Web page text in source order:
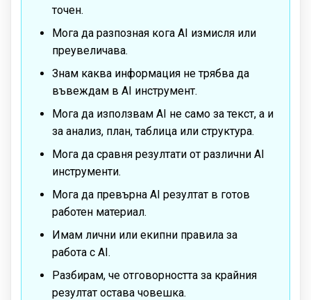
точен.
Мога да разпозная кога AI измисля или
преувеличава.
Знам каква информация не трябва да
въвеждам в AI инструмент.
Мога да използвам AI не само за текст, а и
за анализ, план, таблица или структура.
Мога да сравня резултати от различни AI
инструменти.
Мога да превърна AI резултат в готов
работен материал.
Имам лични или екипни правила за
работа с AI.
Разбирам, че отговорността за крайния
резултат остава човешка.